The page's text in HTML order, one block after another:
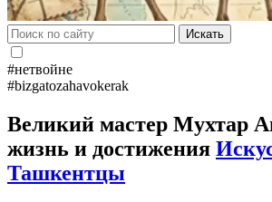
Искать
#нетвойне
#bizgatozahavokerak
Великий мастер Мухтар
жизнь и достижения
Ташкентцы